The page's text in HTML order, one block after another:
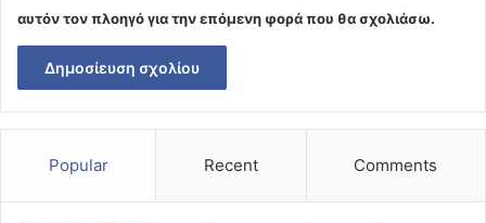
αυτόν τον πλοηγό για την επόμενη φορά που θα σχολιάσω.
Popular Recent Comments